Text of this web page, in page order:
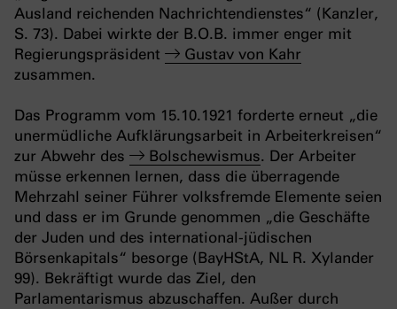
Ausland reichenden Nachrichtendienstes“ (Kanzler,
S. 73). Dabei wirkte der B.O.B. immer enger mit
Regierungspräsident
Gustav von Kahr
zusammen.
Das Programm vom 15.10.1921 forderte erneut „die
unermüdliche Aufklärungsarbeit in Arbeiterkreisen“
zur Abwehr des
Bolschewismus. Der Arbeiter
müsse erkennen lernen, dass die überragende
Mehrzahl seiner Führer volksfremde Elemente seien
und dass er im Grunde genommen „die Geschäfte
der Juden und des international-jüdischen
Börsenkapitals“ besorge (BayHStA, NL R. Xylander
99). Bekräftigt wurde das Ziel, den
Parlamentarismus abzuschaffen. Außer durch